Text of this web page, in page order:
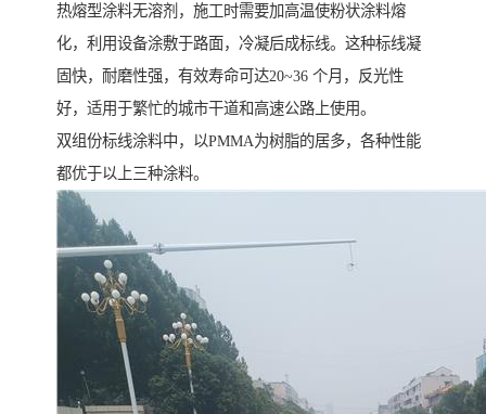
热熔型涂料无溶剂，施工时需要加高温使粉状涂料熔
化，利用设备涂敷于路面，冷凝后成标线。这种标线凝
固快，耐磨性强，有效寿命可达20~36 个月，反光性
好，适用于繁忙的城市干道和高速公路上使用。
双组份标线涂料中，以PMMA为树脂的居多，各种性能
都优于以上三种涂料。